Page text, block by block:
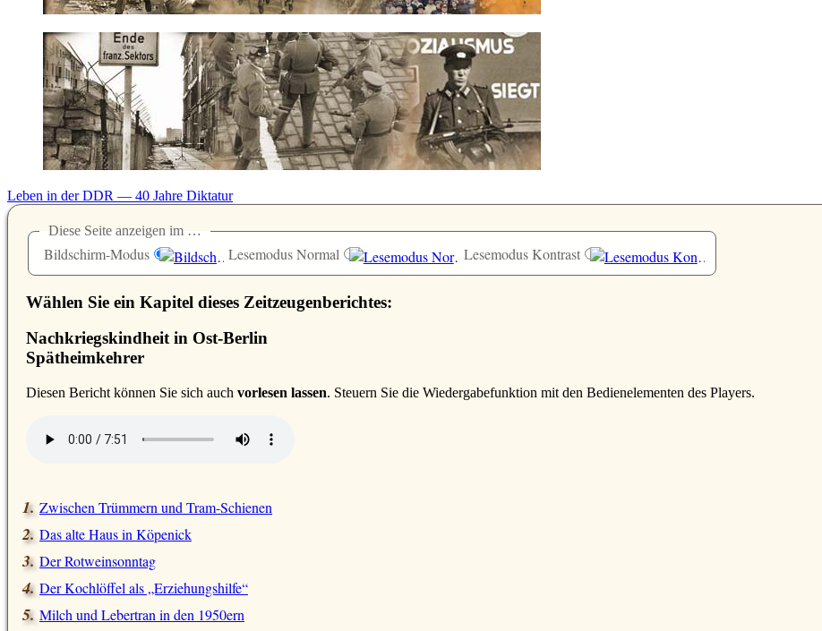
Leben in der DDR — 40 Jahre Diktatur
Diese Seite anzeigen im …
Bildschirm-Modus Lesemodus Normal Lesemodus Kontrast
Wählen Sie ein Kapitel dieses Zeitzeugenberichtes:
Nachkriegskindheit in Ost-Berlin
Spätheimkehrer
Diesen Bericht können Sie sich auch vorlesen lassen. Steuern Sie die Wiedergabefunktion mit den Bedienelementen des Players.
Zwischen Trümmern und Tram-Schienen
Das alte Haus in Köpenick
Der Rotweinsonntag
Der Kochlöffel als „Erziehungshilfe“
Milch und Lebertran in den 1950ern